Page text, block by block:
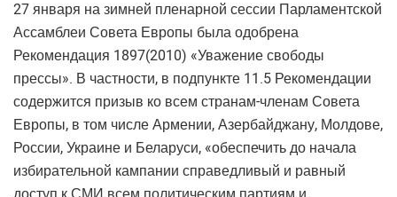
27 января на зимней пленарной сессии Парламентской
Ассамблеи Совета Европы была одобрена
Рекомендация 1897(2010) «Уважение свободы
прессы». В частности, в подпункте 11.5 Рекомендации
содержится призыв ко всем странам-членам Совета
Европы, в том числе Армении, Азербайджану, Молдове,
России, Украине и Беларуси, «обеспечить до начала
избирательной кампании справедливый и равный